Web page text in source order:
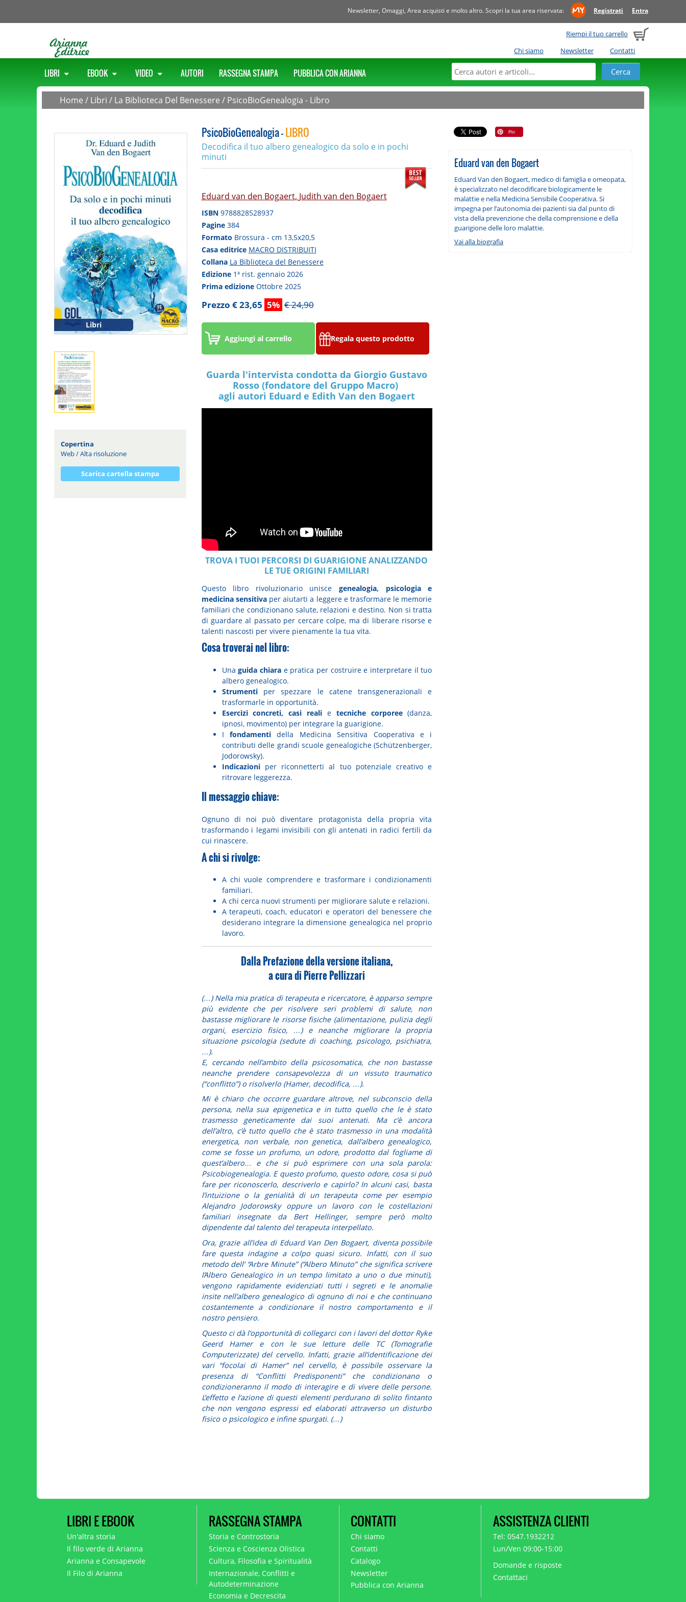
Newsletter, Omaggi, Area acquisti e molto altro. Scopri la tua area riservata: Registrati Entra
Riempi il tuo carrello
Chi siamo
Newsletter Contatti
LIBRI EBOOK VIDEO AUTORI RASSEGNA STAMPA PUBBLICA CON ARIANNA
Home / Libri / La Biblioteca Del Benessere / PsicoBioGenealogia - Libro
Libri
Copertina
Web/Alta risoluzione
Scarica cartella stampa
PsicoBioGenealogia -LIBRO
Decodifica il tuo albero genealogico da solo e in pochi
minuti
Eduard van den Bogaert, Judith van den Bogaert
ISBN 9788828528937
Pagine 384
Formato Brossura - cm 13,5x20,5
Casa editrice MACRO DISTRIBUITI
Collana La Biblioteca del Benessere
Edizione 1ª rist. gennaio 2026
Prima edizione Ottobre 2025
Prezzo € 23,65 5% € 24,90
Aggiungi al carrello Regala questo prodotto
Guarda l'intervista condotta da Giorgio Gustavo
Rosso (fondatore del Gruppo Macro)
agli autori Eduard e Edith Van den Bogaert
TROVA I TUOI PERCORSI DI GUARIGIONE ANALIZZANDO
LE TUE ORIGINI FAMILIARI
Questo libro rivoluzionario uniscegenealogia, psicologia e
medicina sensitivaper aiutarti a leggere e trasformare le memorie
familiari che condizionano salute, relazioni e destino. Non si tratta
di guardare al passato per cercare colpe, ma di liberare risorse e
talenti nascosti per vivere pienamente la tua vita.
Cosa troverai nel libro:
Unaguida chiarae pratica per costruire e interpretare il tuo
albero genealogico.
Strumenti per spezzare le catene transgenerazionali e
trasformarle in opportunità.
Esercizi concreti, casi reali etecniche corporee(danza,
ipnosi, movimento) per integrare la guarigione.
I fondamentidella Medicina Sensitiva Cooperativa e i
contributi delle grandi scuole genealogiche (Schützenberger,
Jodorowsky).
Indicazioniper riconnetterti al tuo potenziale creativo e
ritrovare leggerezza.
Il messaggio chiave:
Ognuno di noi può diventare protagonista della propria vita
trasformando i legami invisibili con gli antenati in radici fertili da
cui rinascere.
A chi si rivolge:
A chi vuole comprendere e trasformare i condizionamenti
familiari.
A chi cerca nuovi strumenti per migliorare salute e relazioni.
A terapeuti, coach, educatori e operatori del benessere che
desiderano integrare la dimensione genealogica nel proprio
lavoro.
Dalla Prefazione della versione italiana,
a cura di Pierre Pellizzari
(…) Nella mia pratica di terapeuta e ricercatore, è apparso sempre
più evidente che per risolvere seri problemi di salute, non
bastasse migliorare le risorse fisiche (alimentazione, pulizia degli
organi, esercizio fisico, …) e neanche migliorare la propria
situazione psicologia (sedute di coaching, psicologo, psichiatra,
…).
E, cercando nell’ambito della psicosomatica, che non bastasse
neanche prendere consapevolezza di un vissuto traumatico
(“conflitto”) o risolverlo (Hamer, decodifica, …).
Mi è chiaro che occorre guardare altrove, nel subconscio della
persona, nella sua epigenetica e in tutto quello che le è stato
trasmesso geneticamente dai suoi antenati. Ma c’è ancora
dell’altro, c’è tutto quello che è stato trasmesso in una modalità
energetica, non verbale, non genetica, dall’albero genealogico,
come se fosse un profumo, un odore, prodotto dal fogliame di
quest’albero… e che si può esprimere con una sola parola:
Psicobiogenealogia. E questo profumo, questo odore, cosa si può
fare per riconoscerlo, descriverlo e capirlo? In alcuni casi, basta
l’intuizione o la genialità di un terapeuta come per esempio
Alejandro Jodorowsky oppure un lavoro con le costellazioni
familiari insegnate da Bert Hellinger, sempre però molto
dipendente dal talento del terapeuta interpellato.
Ora, grazie all’idea di Eduard Van Den Bogaert, diventa possibile
fare questa indagine a colpo quasi sicuro. Infatti, con il suo
metodo dell’ “Arbre Minute” (“Albero Minuto” che significa scrivere
l’Albero Genealogico in un tempo limitato a uno o due minuti),
vengono rapidamente evidenziati tutti i segreti e le anomalie
insite nell’albero genealogico di ognuno di noi e che continuano
costantemente a condizionare il nostro comportamento e il
nostro pensiero.
Questo ci dà l’opportunità di collegarci con i lavori del dottor Ryke
Geerd Hamer e con le sue letture delle TC (Tomografie
Computerizzate) del cervello. Infatti, grazie all’identificazione dei
vari “focolai di Hamer” nel cervello, è possibile osservare la
presenza di “Conflitti Predisponenti” che condizionano o
condizioneranno il modo di interagire e di vivere delle persone.
L’effetto e l’azione di questi elementi perdurano di solito fintanto
che non vengono espressi ed elaborati attraverso un disturbo
fisico o psicologico e infine spurgati. (…)
Eduard van den Bogaert
Eduard Van den Bogaert, medico di famiglia e omeopata,
è specializzato nel decodificare biologicamente le
malattie e nella Medicina Sensibile Cooperativa. Si
impegna per l’autonomia dei pazienti sia dal punto di
vista della prevenzione che della comprensione e della
guarigione delle loro malattie.
Vai alla biografia
LIBRI E EBOOK
Un'altra storia
Il filo verde di Arianna
Arianna e Consapevole
Il Filo di Arianna
RASSEGNA STAMPA
Storia e Controstoria
Scienza e Coscienza Olistica
Cultura, Filosofia e Spiritualità
Internazionale, Conflitti e
Autodeterminazione
Economia e Decrescita
CONTATTI
Chi siamo
Contatti
Catalogo
Newsletter
Pubblica con Arianna
ASSISTENZA CLIENTI
Tel: 0547.1932212
Lun/Ven 09:00-15:00
Domande e risposte
Contattaci